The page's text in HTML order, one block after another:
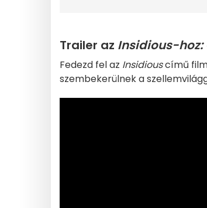
Trailer az Insidious-hoz:
Fedezd fel az Insidiouscímű
szembekerülnek a